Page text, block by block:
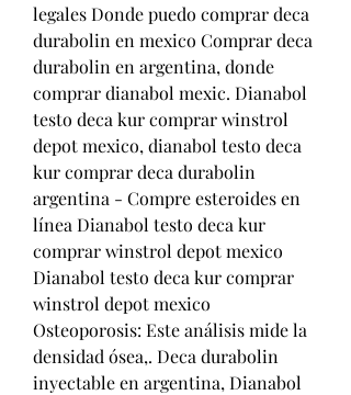
legales Donde puedo comprar deca
durabolin en mexico Comprar deca
durabolin en argentina, donde
comprar dianabol mexic. Dianabol
testo deca kur comprar winstrol
depot mexico, dianabol testo deca
kur comprar deca durabolin
argentina - Compre esteroides en
línea Dianabol testo deca kur
comprar winstrol depot mexico
Dianabol testo deca kur comprar
winstrol depot mexico
Osteoporosis: Este análisis mide la
densidad ósea,. Deca durabolin
inyectable en argentina, Dianabol